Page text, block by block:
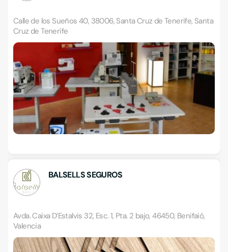
Calle de los Sueños 40, 38006, Santa Cruz de Tenerife, Santa
Cruz de Tenerife
BALSELLS SEGUROS
Avda. Caixa D’Estalvis 32, Esc. 1, Pta. 2 bajo, 46450, Benifaió,
Valencia